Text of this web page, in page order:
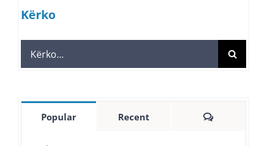
Kërko
Search
for:
Popular Recent Comments